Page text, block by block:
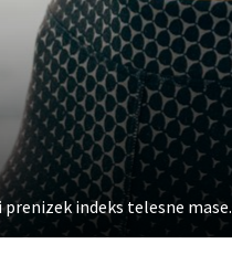
indeks telesne mase.